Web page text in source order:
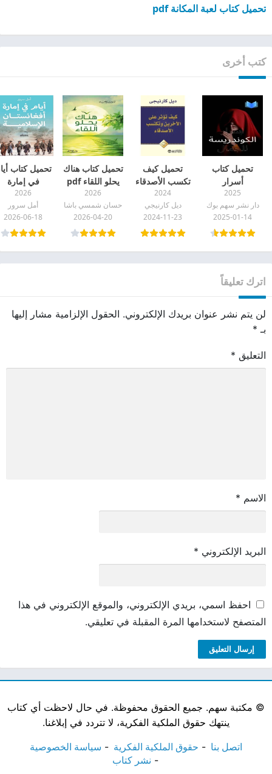
تحميل كتاب لعبة المكانة pdf
كتب أخرى
تحميل كتاب
أسرار
الكوندريسة
للجمال و تغير
الملامح كتاب لغة
تجميل الوجه pdf
2025
دار نشر سهم بوك
2025-01-14
تحميل كيف
تكسب الأصدقاء
pdf
2024
ديل كارنيجي
2024-11-23
تحميل كتاب هناك
يحلو اللقاء pdf
2026
حسان شمسي باشا
2026-04-20
تحميل كتاب
في إمارة
أفغانستان
الإسلامية pdf
2026
أمل سرور
2026-06-18
اترك تعليقاً
لن يتم نشر عنوان بريدك الإلكتروني. الحقول الإلزامية مشار إليها
بـ *
التعليق *
الاسم *
البريد الإلكتروني *
احفظ اسمي، بريدي الإلكتروني، والموقع الإلكتروني في هذا
المتصفح لاستخدامها المرة المقبلة في تعليقي.
© مكتبة سهم. جميع الحقوق محفوظة. في حال لاحظت أي كتاب
ينتهك حقوق الملكية الفكرية، لا تتردد في إبلاغنا.
اتصل بنا حقوق الملكية الفكرية
سياسة الخصوصية
نشر كتاب